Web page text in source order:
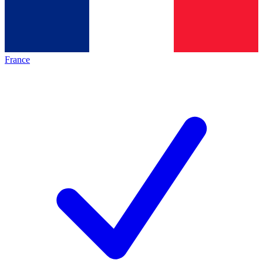
France